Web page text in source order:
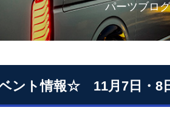
パーツブログ
ント情報☆ 11月7日・8